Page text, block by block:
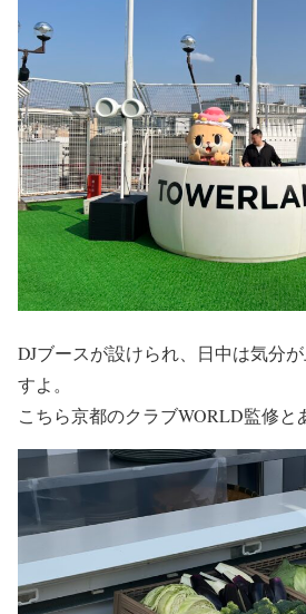
DJブースが設けられ、日中は気分
すよ。
こちら京都のクラブWORLD監修と